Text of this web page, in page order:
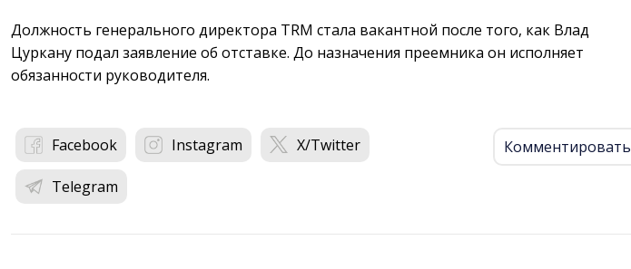
Должность генерального директора TRM стала вакантной после того, как Влад
Цуркану подал заявление об отставке. До назначения преемника он исполняет
обязанности руководителя.
Facebook Instagram X/Twitter
Telegram
Комментировать